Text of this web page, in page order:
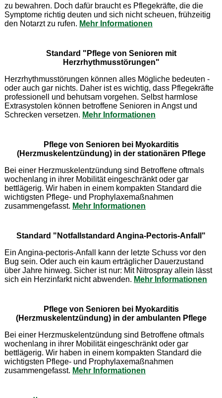
zu bewahren. Doch dafür braucht es Pflegekräfte, die die
Symptome richtig deuten und sich nicht scheuen, frühzeitig
den Notarzt zu rufen. Mehr Informationen
Standard "Pflege von Senioren mit
Herzrhythmusstörungen"
Herzrhythmusstörungen können alles Mögliche bedeuten -
oder auch gar nichts. Daher ist es wichtig, dass Pflegekräfte
professionell und behutsam vorgehen. Selbst harmlose
Extrasystolen können betroffene Senioren in Angst und
Schrecken versetzen. Mehr Informationen
Pflege von Senioren bei Myokarditis
(Herzmuskelentzündung) in der stationären Pflege
Bei einer Herzmuskelentzündung sind Betroffene oftmals
wochenlang in ihrer Mobilität eingeschränkt oder gar
bettlägerig. Wir haben in einem kompakten Standard die
wichtigsten Pflege- und Prophylaxemaßnahmen
zusammengefasst. Mehr Informationen
Standard "Notfallstandard Angina-Pectoris-Anfall"
Ein Angina-pectoris-Anfall kann der letzte Schuss vor den
Bug sein. Oder auch ein kaum erträglicher Dauerzustand
über Jahre hinweg. Sicher ist nur: Mit Nitrospray allein lässt
sich ein Herzinfarkt nicht abwenden. Mehr Informationen
Pflege von Senioren bei Myokarditis
(Herzmuskelentzündung) in der ambulanten Pflege
Bei einer Herzmuskelentzündung sind Betroffene oftmals
wochenlang in ihrer Mobilität eingeschränkt oder gar
bettlägerig. Wir haben in einem kompakten Standard die
wichtigsten Pflege- und Prophylaxemaßnahmen
zusammengefasst. Mehr Informationen